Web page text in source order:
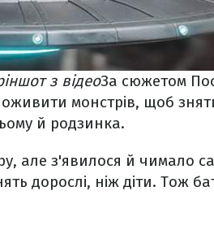
з відеоЗа сюжетом
монстрів, щоб
й родзинка.
але з'явилося й чимало
дорослі, ніж діти. Тож